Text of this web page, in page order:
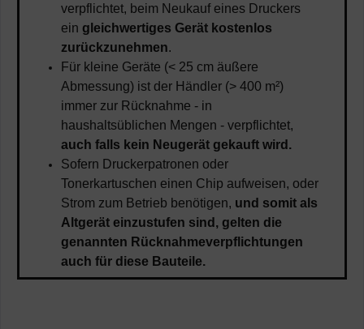
verpflichtet, beim Neukauf eines Druckers
ein gleichwertiges Gerät kostenlos
zurückzunehmen.
Für kleine Geräte (< 25 cm äußere
Abmessung) ist der Händler (> 400 m²)
immer zur Rücknahme - in
haushaltsüblichen Mengen - verpflichtet,
auch falls kein Neugerät gekauft wird.
Sofern Druckerpatronen oder
Tonerkartuschen einen Chip aufweisen, oder
Strom zum Betrieb benötigen, und somit als
Altgerät einzustufen sind, gelten die
genannten Rücknahmeverpflichtungen
auch für diese Bauteile.